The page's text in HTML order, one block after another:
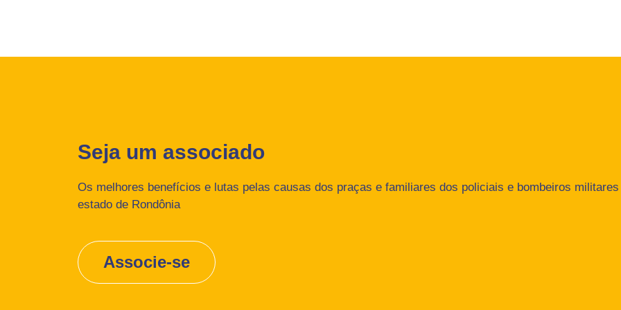
Seja um associado
Os melhores benefícios e lutas pelas causas dos praças e familiares dos policiais e bombeiros militares
estado de Rondônia
Associe-se